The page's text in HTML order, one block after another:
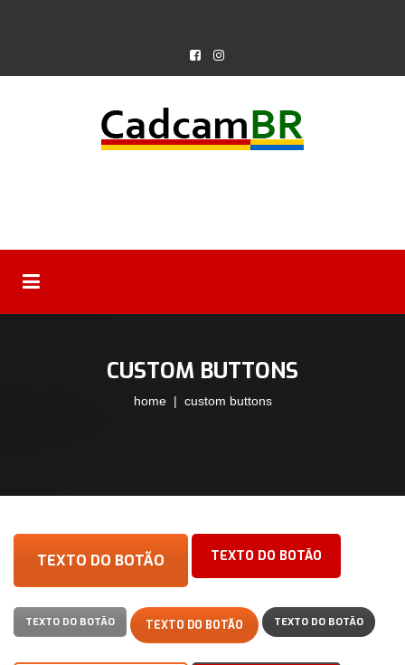
CUSTOM BUTTONS
home| custom buttons
TEXTO DO BOTÃO TEXTO DO BOTÃO
TEXTO DO BOTÃO TEXTO DO BOTÃO TEXTO DO BOTÃO